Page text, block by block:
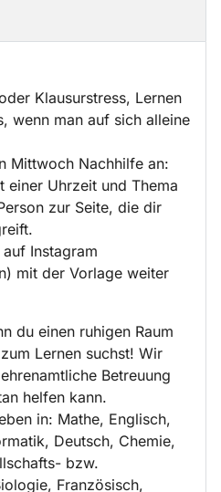
Klausurstress, Lernen
wenn man auf sich alleine
Mittwoch Nachhilfe an:
einer Uhrzeit und Thema
zur Seite, die dir
Instagram
mit der Vorlage weiter
du einen ruhigen Raum
Lernen suchst! Wir
Betreuung
helfen kann.
in: Mathe, Englisch,
Deutsch, Chemie,
bzw.
Französisch,